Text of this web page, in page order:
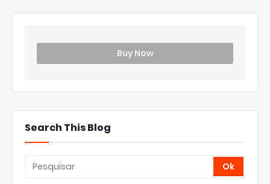
Buy Now
Search This Blog